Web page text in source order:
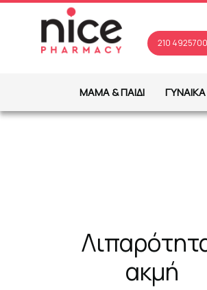
210 4925700
ΜΑΜΑ & ΠΑΙΔΙ ΓΥΝΑΙΚΑ
ακμή